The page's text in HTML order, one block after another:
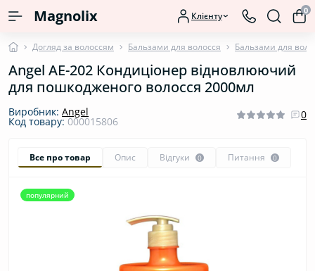
Magnolix Клієнту 0
Догляд за волоссям Бальзами для волосся Бальзами для
Angel AE-202 Кондиціонер відновлюючий
для пошкодженого волосся 2000мл
Виробник: Angel
Код товару:000015806
0
Все про товар Опис Відгуки 0 Питання 0
популярний